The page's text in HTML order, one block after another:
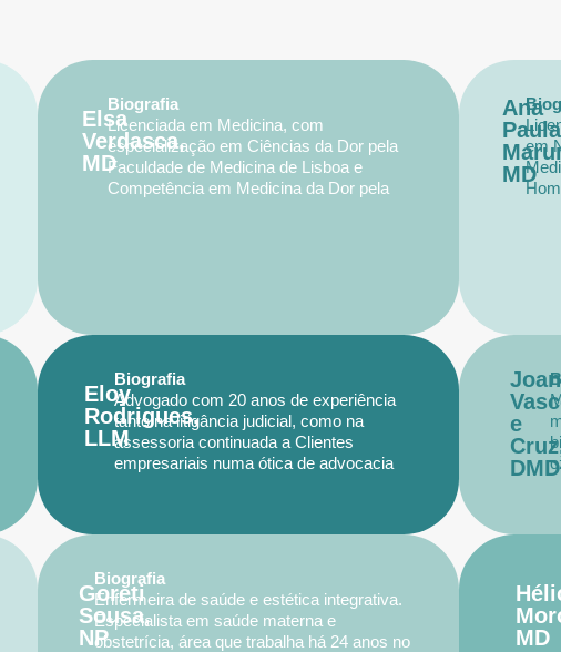
Elsa
Verdasca,
MD
Biografia
Licenciada em Medicina, com
especialização em Ciências da Dor pela
Faculdade de Medicina de Lisboa e
Competência em Medicina da Dor pela
área de Ozonoterapia.
Ana
Paula
MD
em
Eloy
Rodrigues,
LLM
Biografia
Advogado com 20 anos de experiência
tanto na litigância judicial, como na
assessoria continuada a Clientes
empresariais numa ótica de advocacia
Espanhol e Inglês.
e
DMD
Goreti
Sousa,
NP
Biografia
Enfermeira de saúde e estética integrativa.
Especialista em saúde materna e
obstetrícia, área que trabalha há 24 anos no
MD